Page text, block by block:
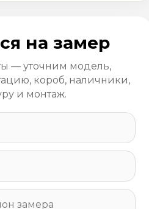
на замер
— уточним модель,
короб, наличники,
и монтаж.